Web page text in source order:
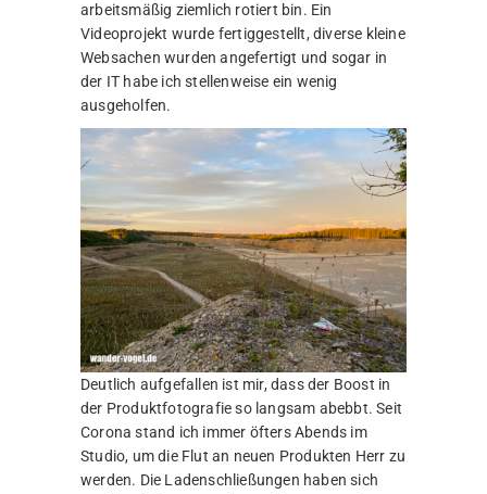
arbeitsmäßig ziemlich rotiert bin. Ein
Videoprojekt wurde fertiggestellt, diverse kleine
Websachen wurden angefertigt und sogar in
der IT habe ich stellenweise ein wenig
ausgeholfen.
Deutlich aufgefallen ist mir, dass der Boost in
der Produktfotografie so langsam abebbt. Seit
Corona stand ich immer öfters Abends im
Studio, um die Flut an neuen Produkten Herr zu
werden. Die Ladenschließungen haben sich